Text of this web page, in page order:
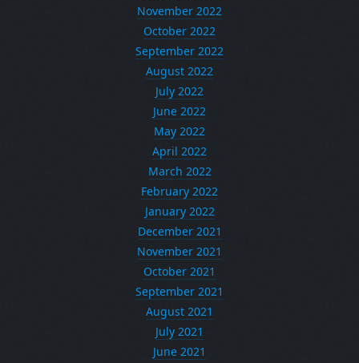
November 2022
October 2022
September 2022
August 2022
July 2022
June 2022
May 2022
April 2022
March 2022
February 2022
January 2022
December 2021
November 2021
October 2021
September 2021
August 2021
July 2021
June 2021